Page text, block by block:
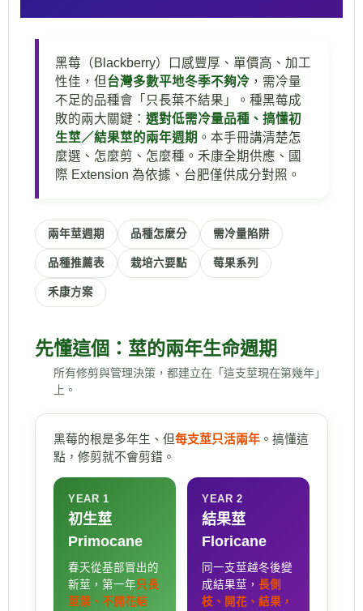
黑莓（Blackberry）口感豐厚、單價高、加工
性佳，但台灣多數平地冬季不夠冷 ，需冷量
不足的品種會「只長葉不結果」。種黑莓成
敗的兩大關鍵： 選對低需冷量品種、搞懂初
生莖／結果莖的兩年週期 。本手冊講清楚怎
麼選、怎麼剪、怎麼種。禾康全期供應、國
際 Extension 為依據、台肥僅供成分對照。
兩年莖週期 品種怎麼分 需冷量陷阱
品種推薦表 栽培六要點 莓果系列
禾康方案
先懂這個：莖的兩年生命週期
所有修剪與管理決策，都建立在「這支莖現在第幾年」
上。
黑莓的根是多年生、但每支莖只活兩年 。搞懂這
點，修剪就不會剪錯。
YEAR 1
初生莖
Primocane
春天從基部冒出的
新莖，第一年 只長
莖葉、不開花結
YEAR 2
結果莖
Floricane
同一支莖越冬後變
成結果莖， 長側
枝、開花、結果，